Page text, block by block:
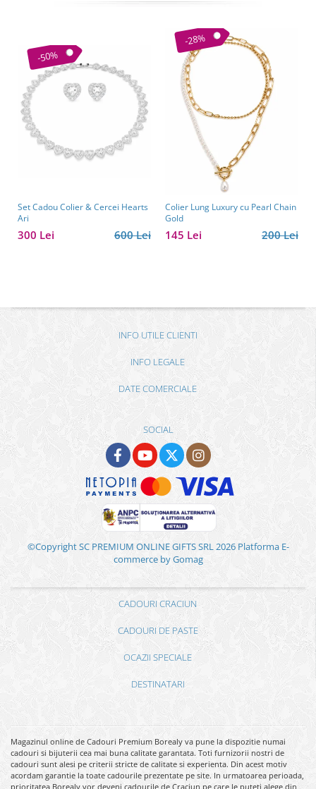
-50%
Set Cadou Colier & Cercei Hearts
Ari
600 Lei
300 Lei
-28%
Colier Lung Luxury cu Pearl Chain
Gold
200 Lei
145 Lei
INFO UTILE CLIENTI
INFO LEGALE
DATE COMERCIALE
SOCIAL
©Copyright SC PREMIUM ONLINE GIFTS SRL 2026 Platforma E-
commerce by Gomag
CADOURI CRACIUN
CADOURI DE PASTE
OCAZII SPECIALE
DESTINATARI
Magazinul online de Cadouri Premium Borealy va pune la dispozitie numai
cadouri si bijuterii cea mai buna calitate garantata. Toti furnizorii nostri de
cadouri sunt alesi pe criterii stricte de calitate si experienta. Din acest motiv
acordam garantie la toate cadourile prezentate pe site. In urmatoarea perioada,
prioritatea Borealy vor deveni cadourile de Craciun pe care le puteti alege din